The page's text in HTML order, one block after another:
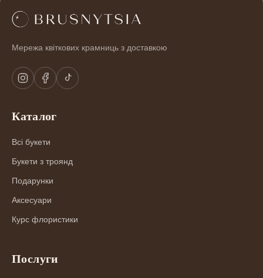
Мережа квіткових крамниць з доставкою
Каталог
Всі букети
Букети з троянд
Подарунки
Аксесуари
Курс флористики
Послуги